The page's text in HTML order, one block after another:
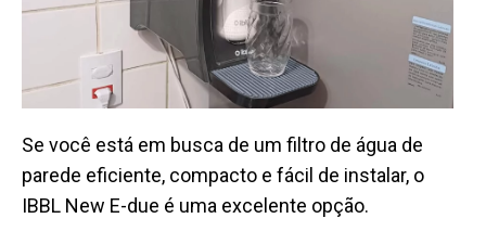
Se você está em busca de um filtro de água de
parede eficiente, compacto e fácil de instalar, o
IBBL New E-due é uma excelente opção.